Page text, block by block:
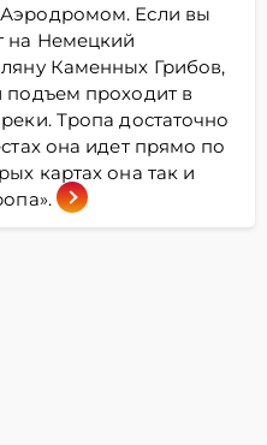
Если вы
на Немецкий
Каменных Грибов,
подъем проходит в
Тропа достаточно
она идет прямо по
картах она так и